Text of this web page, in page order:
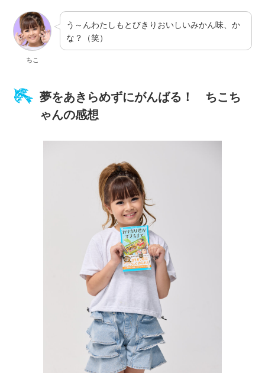
ちこ
う～んわたしもとびきりおいしいみかん味、か
な？（笑）
夢をあきらめずにがんばる！ ちこち
ゃんの感想